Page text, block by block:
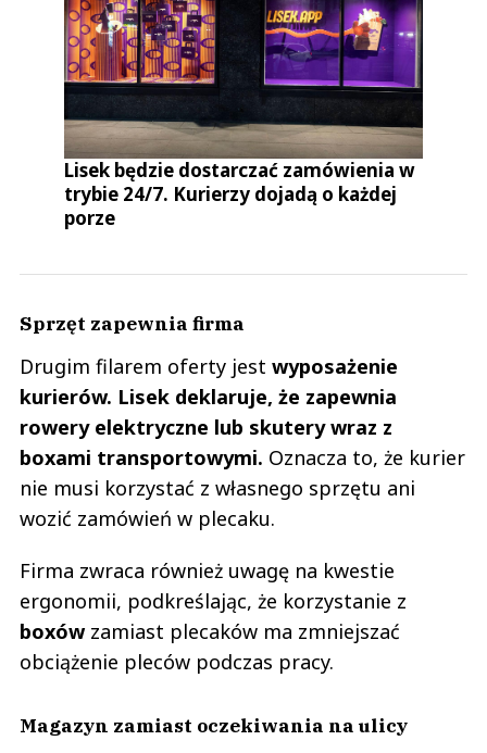
Lisek będzie dostarczać zamówienia w
trybie 24/7. Kurierzy dojadą o każdej
porze
Sprzęt zapewnia firma
Drugim filarem oferty jest wyposażenie
kurierów. Lisek deklaruje, że zapewnia
rowery elektryczne lub skutery wraz z
boxami transportowymi. Oznacza to, że kurier
nie musi korzystać z własnego sprzętu ani
wozić zamówień w plecaku.
Firma zwraca również uwagę na kwestie
ergonomii, podkreślając, że korzystanie z
boxówzamiast plecaków ma zmniejszać
obciążenie pleców podczas pracy.
Magazyn zamiast oczekiwania na ulicy